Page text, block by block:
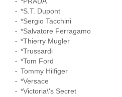
*S.T. Dupont
*Sergio Tacchini
*Salvatore Ferragamо
*Thierry Mugler
*Trussardi
*Tom Ford
Tommy Hilfiger
*Versace
*Victoria\'s Secret